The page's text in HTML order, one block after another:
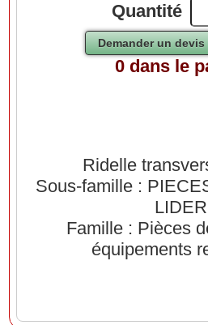
Quantité
0 dans le
Ridelle
Sous-famille :
LIDER
Famille : Pièces
équipements